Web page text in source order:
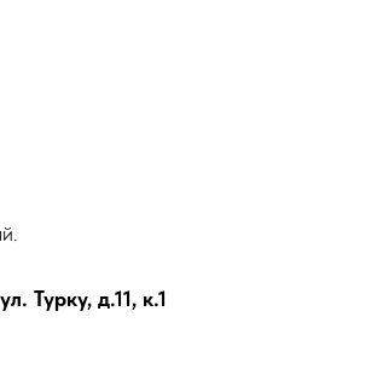
Турку, д.11, к.1